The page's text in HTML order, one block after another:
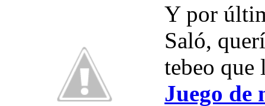
Y por
Saló,
tebeo que
Juego de